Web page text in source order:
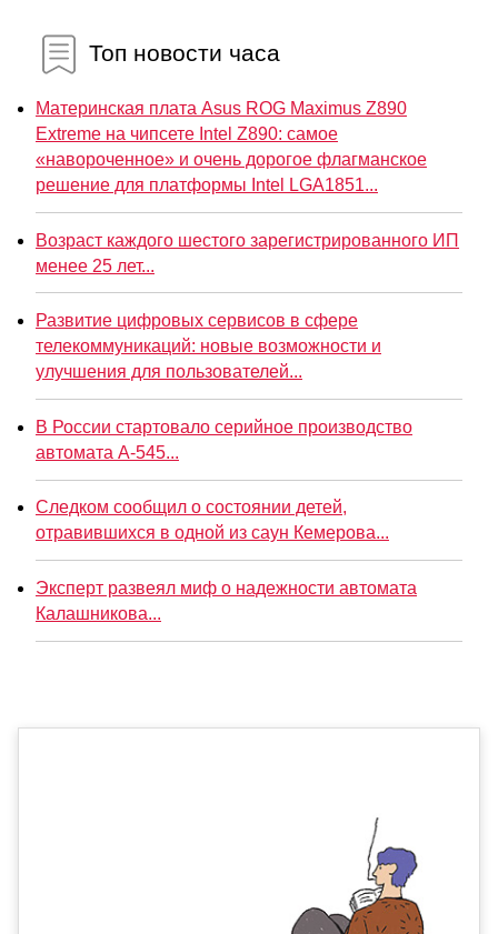
Топ новости часа
Материнская плата Asus ROG Maximus Z890
Extreme на чипсете Intel Z890: самое
«навороченное» и очень дорогое флагманское
решение для платформы Intel LGA1851...
Возраст каждого шестого зарегистрированного ИП
менее 25 лет...
Развитие цифровых сервисов в сфере
телекоммуникаций: новые возможности и
улучшения для пользователей...
В России стартовало серийное производство
автомата А-545...
Следком сообщил о состоянии детей,
отравившихся в одной из саун Кемерова...
Эксперт развеял миф о надежности автомата
Калашникова...